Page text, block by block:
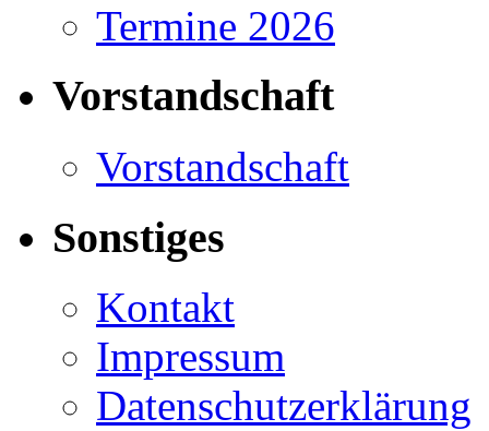
Termine 2026
Vorstandschaft
Vorstandschaft
Sonstiges
Kontakt
Impressum
Datenschutzerklärung